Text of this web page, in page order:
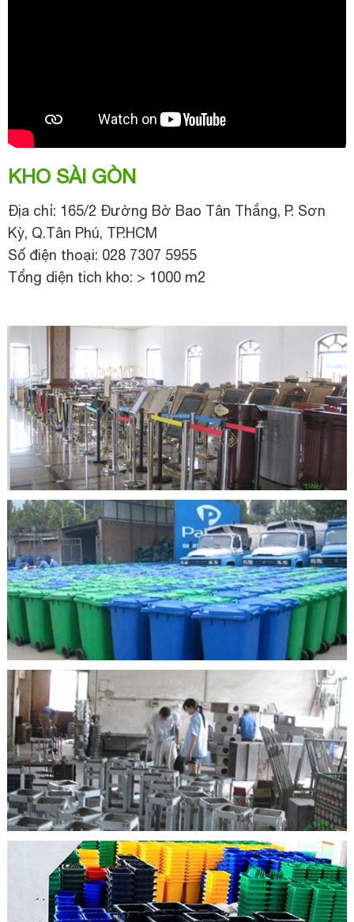
KHO SÀI GÒN
Địa chỉ: 165/2 Đường Bờ Bao Tân Thắng, P. Sơn
Kỳ, Q.Tân Phú, TP.HCM
Số điện thoại: 028 7307 5955
Tổng diện tich kho: > 1000 m2